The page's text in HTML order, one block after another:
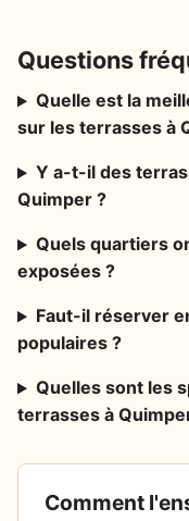
Questions
Quelle est la
sur les terrasses à
Y a-t-il des
Quimper ?
Quels quartiers
exposées ?
Faut-il réserver
populaires ?
Quelles sont les
terrasses à
Comment